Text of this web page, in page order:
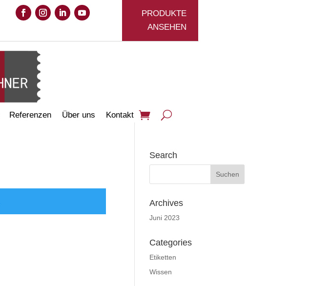
PRODUKTE
ANSEHEN
Referenzen Über uns Kontakt
Search
Archives
Juni 2023
Categories
Etiketten
Wissen